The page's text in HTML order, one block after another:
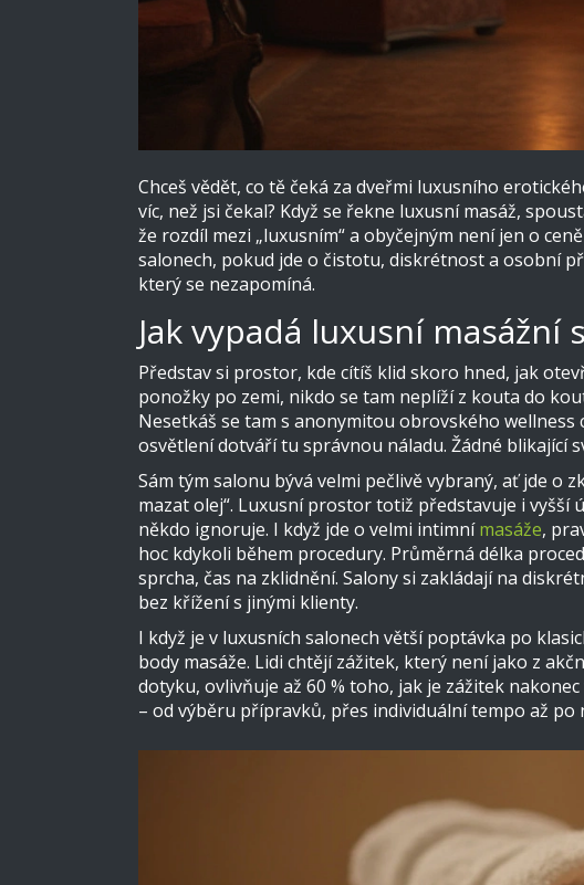
Chceš vědět, co tě čeká za dveřmi luxusního
víc, než jsi čekal? Když se řekne luxusní masáž,
že rozdíl mezi „luxusním“ a obyčejným není jen o
salonech, pokud jde o čistotu, diskrétnost a osobní
který se nezapomíná.
Jak vypadá luxusní masážní
Představ si prostor, kde cítíš klid skoro hned, jak
ponožky po zemi, nikdo se tam neplíží z kouta do
Nesetkáš se tam s anonymitou obrovského
osvětlení dotváří tu správnou náladu. Žádné blikající
Sám tým salonu bývá velmi pečlivě vybraný, ať jde o
mazat olej“. Luxusní prostor totiž představuje i vyšší
někdo ignoruje. I když jde o velmi intimnímasáže,
hoc kdykoli během procedury. Průměrná délka
sprcha, čas na zklidnění. Salony si zakládají na
bez křížení s jinými klienty.
I když je v luxusních salonech větší poptávka po
body masáže. Lidi chtějí zážitek, který není jako z
dotyku, ovlivňuje až 60 % toho, jak je zážitek
– od výběru přípravků, přes individuální tempo až po